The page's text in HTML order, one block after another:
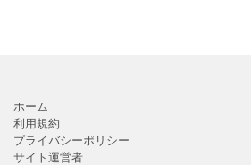
ホーム
利用規約
プライバシーポリシー
サイト運営者